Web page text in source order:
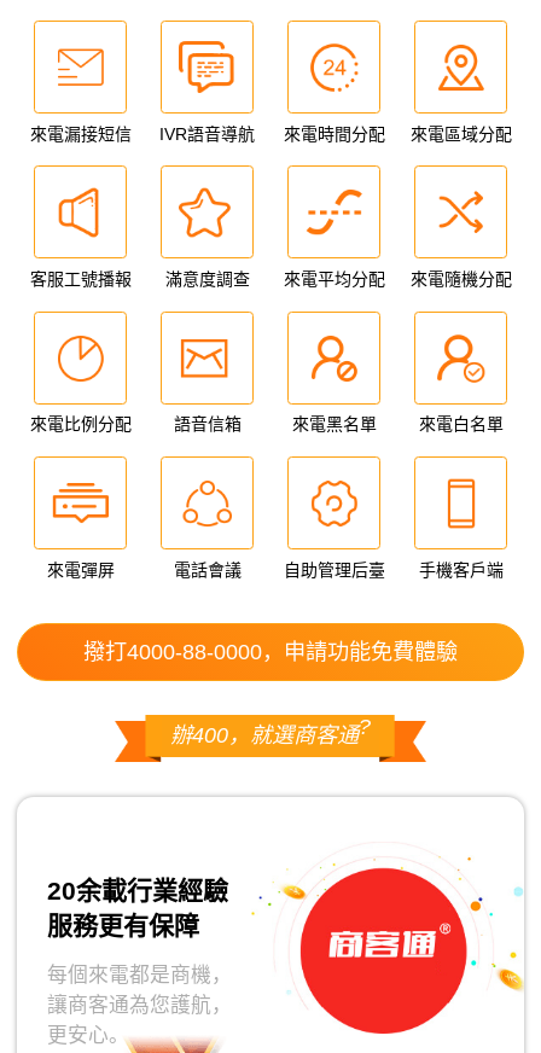
來電漏接短信 IVR語音導航 來電時間分配 來電區域分配
客服工號播報 滿意度調查 來電平均分配 來電隨機分配
來電比例分配 語音信箱 來電黑名單 來電白名單
來電彈屏 電話會議 自助管理后臺 手機客戶端
撥打4000-88-0000，申請功能免費體驗
辦400，就選商客通?
20余載行業經驗
服務更有保障
每個來電都是商機，
讓商客通為您護航，
更安心。